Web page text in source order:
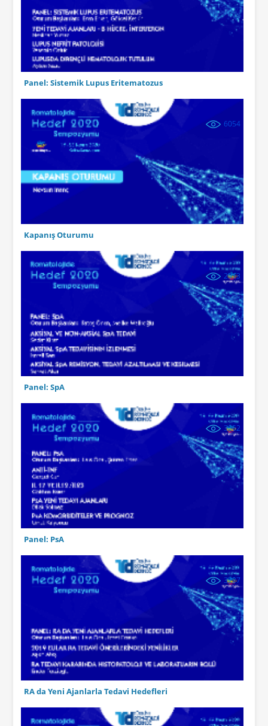
Panel: Sistemik Lupus Eritematozus
6054
Kapanış Oturumu
2913
Panel: SpA
3662
Panel: PsA
3227
RA da Yeni Ajanlarla Tedavi Hedefleri